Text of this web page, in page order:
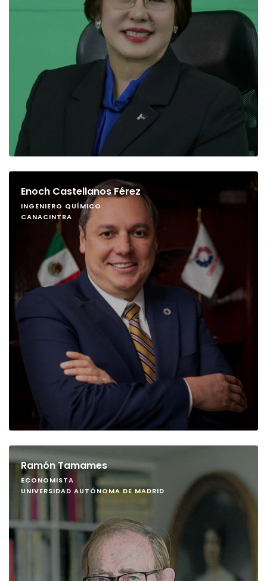
Enoch Castellanos Férez
INGENIERO QUÍMICO
CANACINTRA
Ramón Tamames
ECONOMISTA
UNIVERSIDAD AUTÓNOMA DE MADRID